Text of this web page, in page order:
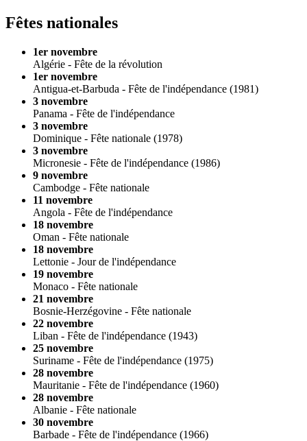
Fêtes nationales
1er novembre
Algérie - Fête de la révolution
1er novembre
Antigua-et-Barbuda - Fête de l'indépendance (1981)
3 novembre
Panama - Fête de l'indépendance
3 novembre
Dominique - Fête nationale (1978)
3 novembre
Micronesie - Fête de l'indépendance (1986)
9 novembre
Cambodge - Fête nationale
11 novembre
Angola - Fête de l'indépendance
18 novembre
Oman - Fête nationale
18 novembre
Lettonie - Jour de l'indépendance
19 novembre
Monaco - Fête nationale
21 novembre
Bosnie-Herzégovine - Fête nationale
22 novembre
Liban - Fête de l'indépendance (1943)
25 novembre
Suriname - Fête de l'indépendance (1975)
28 novembre
Mauritanie - Fête de l'indépendance (1960)
28 novembre
Albanie - Fête nationale
30 novembre
Barbade - Fête de l'indépendance (1966)